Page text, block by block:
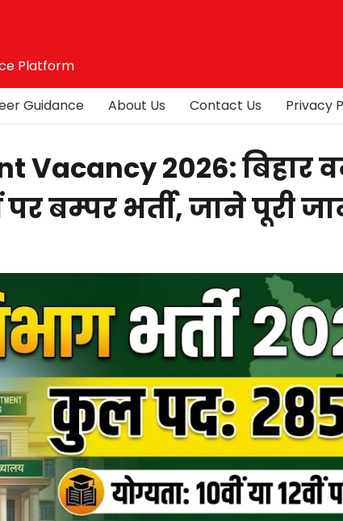
Platform
Guidance About Us Contact Us Privacy
Vacancy 2026: बिहार
बम्पर भर्ती, जाने पूरी